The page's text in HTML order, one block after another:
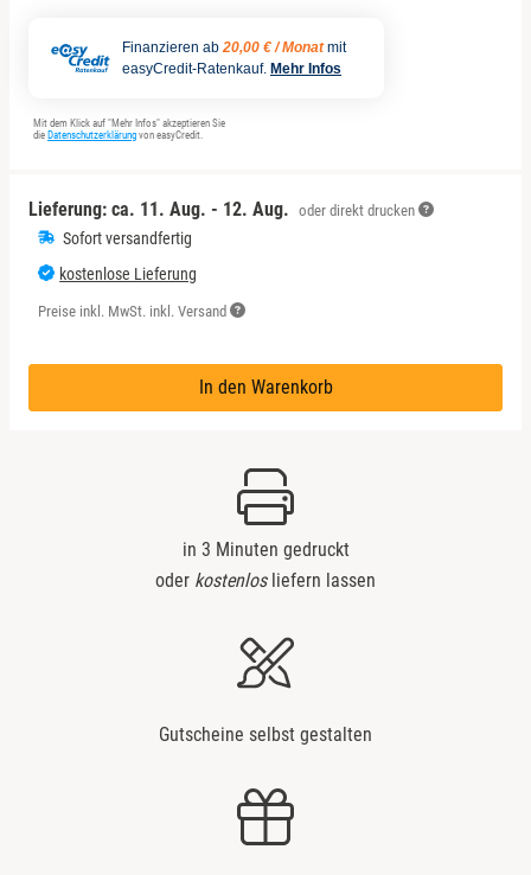
Finanzieren ab 20,00 € / Monat mit
easyCredit-Ratenkauf. Mehr Infos
Mit dem Klick auf "Mehr Infos" akzeptieren Sie
die Datenschutzerklärung von easyCredit.
Lieferung: ca. 11. Aug. - 12. Aug. oder direkt drucken
Sofort versandfertig
kostenlose Lieferung
Preise inkl. MwSt. inkl. Versand
In den Warenkorb
in 3 Minuten gedruckt
oder kostenlosliefern lassen
Gutscheine selbst gestalten
Hamburg
Meißen
München